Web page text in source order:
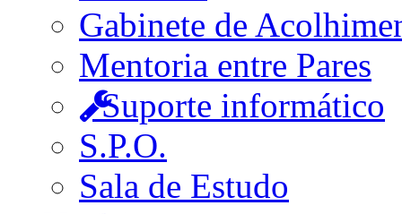
Gabinete de
Mentoria entre Pares
Suporte informático
S.P.O.
Sala de Estudo